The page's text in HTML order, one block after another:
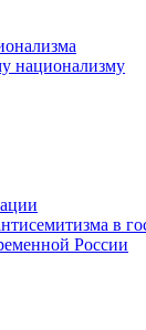
национализму
в
России